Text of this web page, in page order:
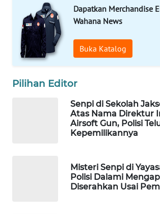
Dapatkan Merchandise
Wahana News
Buka Katalog
Pilihan Editor
Senpi di Sekolah
Atas Nama Direktur
Airsoft Gun, Polisi
Kepemilikannya
Misteri Senpi di
Polisi Dalami
Diserahkan Usai
WN
LIKUPANG
WN